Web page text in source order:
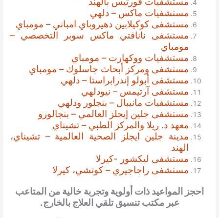
مستشفيات ماكس – دلهي
مستشفى كوكيلابين دهيروباي امباني – مومباي
مستشفى نانافتي ماكس سوبر التخصصي –
مومباي
مستشفيات ووكهارت – مومباي
مستشفى ومركز أبحاث جاسلوك – مومباي
مستشفى أبولو إندرابراستا – دلهي
مستشفى آرتيمس – نيودلهي
مستشفيات مانيبال – بنجلور ودلهي
مستشفى جلين إيجلز العالمي – بنجالورو
معهد د. ريلا والمركز الطبي – تشيناي
مدينة جلين ايجلز الصحية العالمية – تشيناي،
الهند
مستشفى ليكشور -كيرلا
مستشفى راجاجيري – كوتشي، كيرلا
احجز المواعيد ذات أولوية وتجربة خالية من المتاعب
عبر مكتب تنسيق تلقي العلاج بالخارج.